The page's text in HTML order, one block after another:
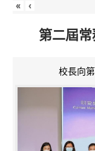
« ‹
第二屆
校長向